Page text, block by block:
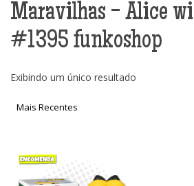
Maravilhas - Alice
#1395 funkoshop
Exibindo um único resultado